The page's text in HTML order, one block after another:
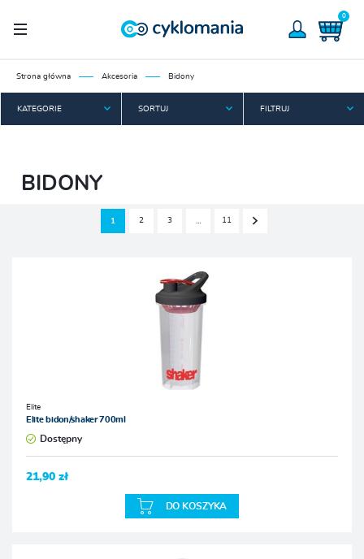
0
Strona główna Akcesoria Bidony
KATEGORIE SORTUJ FILTRUJ
BIDONY
1 2 3 11
Elite
Elite bidon/shaker 700ml
Dostępny
21,90 zł
DO KOSZYKA